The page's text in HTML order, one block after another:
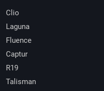
Clio
Laguna
Fluence
Captur
R19
Talisman